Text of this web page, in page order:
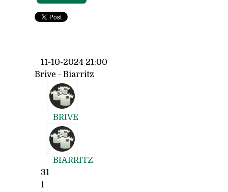
11-10-2024 21:00
Brive - Biarritz
BRIVE
BIARRITZ
31
1